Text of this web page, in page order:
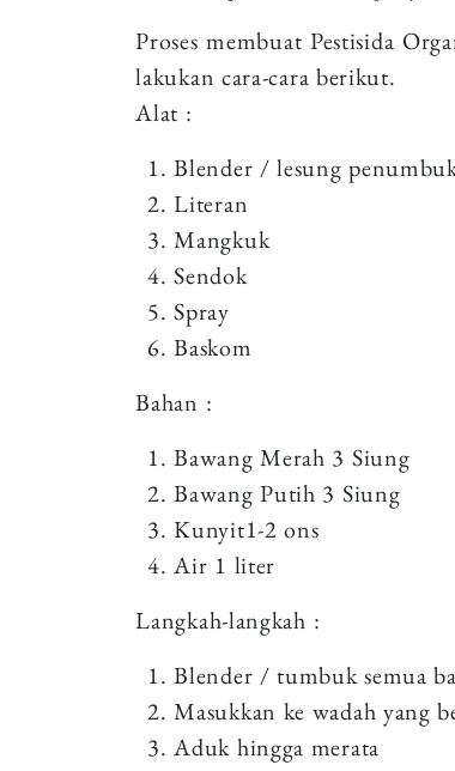
Proses membuat Pestisida
lakukan cara-cara berikut.
Alat :
Blender / lesung
Literan
Mangkuk
Sendok
Spray
Baskom
Bahan :
Bawang Merah 3 Siung
Bawang Putih 3 Siung
Kunyit1-2 ons
Air 1 liter
Langkah-langkah :
Blender / tumbuk semua
Masukkan ke wadah yang
Aduk hingga merata